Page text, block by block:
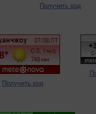
Получить код
Получить код